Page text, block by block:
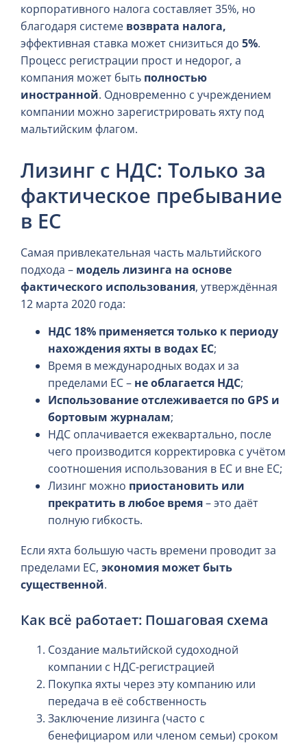
корпоративного налога составляет 35%, но
благодаря системе возврата налога,
эффективная ставка может снизиться до 5%.
Процесс регистрации прост и недорог, а
компания может быть полностью
иностранной. Одновременно с учреждением
компании можно зарегистрировать яхту под
мальтийским флагом.
Лизинг с НДС: Только за
фактическое пребывание
в ЕС
Самая привлекательная часть мальтийского
подхода – модель лизинга на основе
фактического использования, утверждённая
12 марта 2020 года:
НДС 18% применяется только к периоду
нахождения яхты в водах ЕС;
Время в международных водах и за
пределами ЕС – не облагается НДС;
Использование отслеживается по GPS и
бортовым журналам;
НДС оплачивается ежеквартально, после
чего производится корректировка с учётом
соотношения использования в ЕС и вне ЕС;
Лизинг можно приостановить или
прекратить в любое время– это даёт
полную гибкость.
Если яхта большую часть времени проводит за
пределами ЕС, экономия может быть
существенной.
Как всё работает: Пошаговая схема
Создание мальтийской судоходной
компании с НДС-регистрацией
Покупка яхты через эту компанию или
передача в её собственность
Заключение лизинга (часто с
бенефициаром или членом семьи) сроком